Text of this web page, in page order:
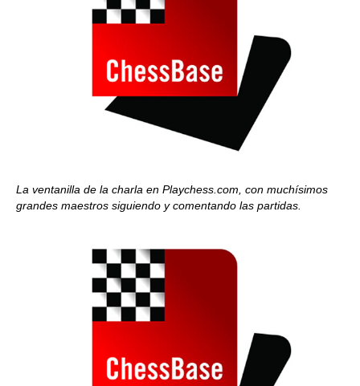
La ventanilla de la charla en Playchess.com, con muchísimos
grandes maestros siguiendo y comentando las partidas.